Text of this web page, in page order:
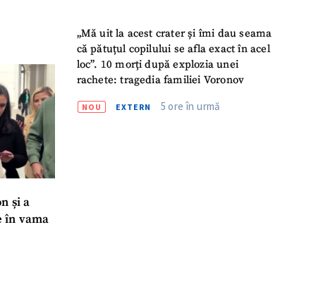
și a
în vama
„Mă uit la acest crater și îmi dau seama
că pătuțul copilului se afla exact în acel
loc”. 10 morți după explozia unei
rachete: tragedia familiei Voronov
NOU EXTERN 5 ore în urmă